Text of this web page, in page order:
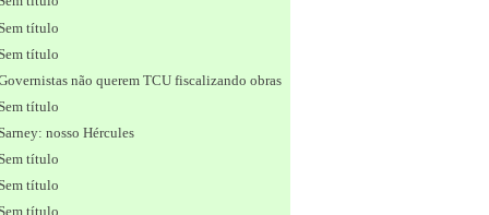
título
título
não querem TCU fiscalizando obras
título
nosso Hércules
título
título
título